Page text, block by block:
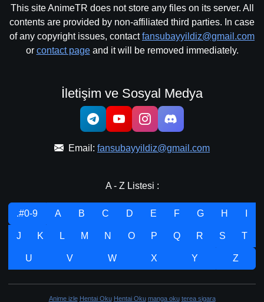
This site AnimeTR does not store any files on its server. All
contents are provided by non-affiliated third parties. In case
of any copyright issues, contactfansubayyildiz@gmail.com
or contact pageand it will be removed immediately.
İletişim ve Sosyal Medya
Email: fansubayyildiz@gmail.com
A - Z Listesi :
.#0-9 A B C D E F G H
J K L M N O P Q R S T
U V W X Y Z
Anime izle Hentai Oku Hentai Oku manga oku terea sigara